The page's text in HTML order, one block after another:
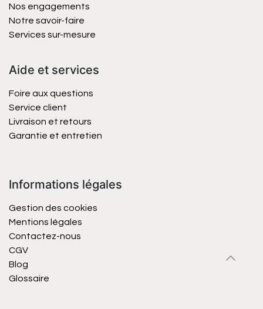
Nos engagements
Notre savoir-faire
Services sur-mesure
Aide et services
Foire aux questions
Service client
Livraison et retours
Garantie et entretien
Informations légales
Gestion des cookies
Mentions légales
Contactez-nous
CGV
Blog
Glossaire